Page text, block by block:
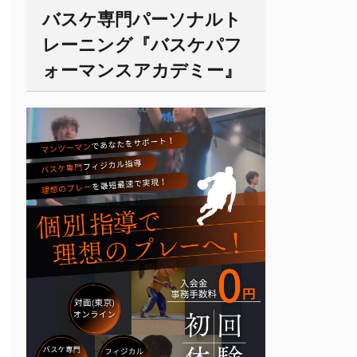
バスケ専門パーソナルト
レーニング『バスケパフ
ォーマンスアカデミー』